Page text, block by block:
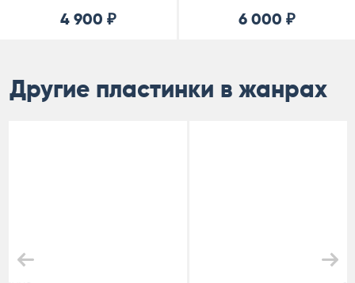
4 900 ₽ 6 000 ₽
Другие пластинки в жанрах